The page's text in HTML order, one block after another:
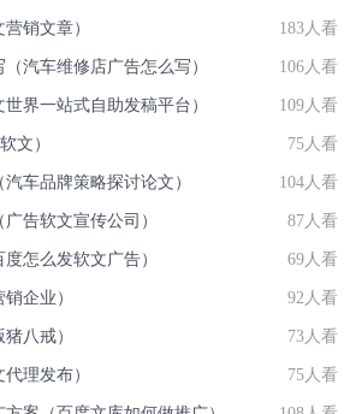
销文章） 183人看
汽车维修店广告怎么写） 106人看
界一站式自助发稿平台） 109人看
文） 75人看
车品牌策略探讨论文） 104人看
告软文宣传公司） 87人看
怎么发软文广告） 69人看
企业） 92人看
八戒） 73人看
理发布） 75人看